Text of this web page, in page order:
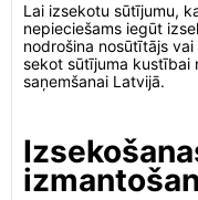
Lai izsekotu sūtījumu,
nepieciešams iegūt
nodrošina nosūtītājs
sekot sūtījuma kustībai
saņemšanai Latvijā.